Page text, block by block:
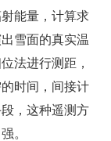
能量，计算求
雪面的真实温
法进行测距，
时间，间接计
，这种遥测方
。